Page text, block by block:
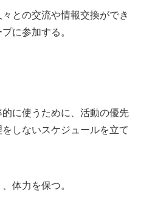
との交流や情報交換ができ
に参加する。
に使うために、活動の優先
しないスケジュールを立て
体力を保つ。